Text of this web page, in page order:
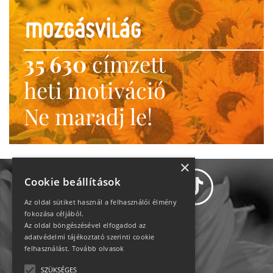
35 630címzett
heti motiváció
Ne maradj le!
Adatvédelem
×
Cookie beállítások
Az oldal sütiket használ a felhasználói élmény
fokozása céljából.
Az oldal böngészésével elfogadod az
adatvédelmi tájékoztató szerinti cookie
felhasználást. Tovább olvasok
SZÜKSÉGES